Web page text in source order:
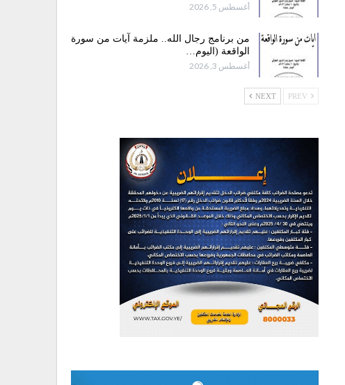
أغسطس 5, 2026
من برنامج رجال الله.. ملزمة آيات من سورة
الواقعة (اليوم…
أغسطس 3, 2026
NEXT